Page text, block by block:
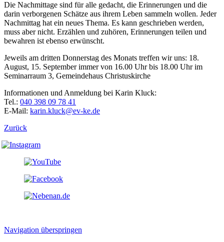
Die Nachmittage sind für alle gedacht, die Erinnerungen und die
darin verborgenen Schätze aus ihrem Leben sammeln wollen. Jeder
Nachmittag hat ein neues Thema. Es kann geschrieben werden,
muss aber nicht. Erzählen und zuhören, Erinnerungen teilen und
bewahren ist ebenso erwünscht.
Jeweils am dritten Donnerstag des Monats treffen wir uns: 18.
August, 15. September immer von 16.00 Uhr bis 18.00 Uhr im
Seminarraum 3, Gemeindehaus Christuskirche
Informationen und Anmeldung bei Karin Kluck:
Tel.: 040 398 09 78 41
E-Mail: karin.kluck@ev-ke.de
Zurück
Navigation überspringen